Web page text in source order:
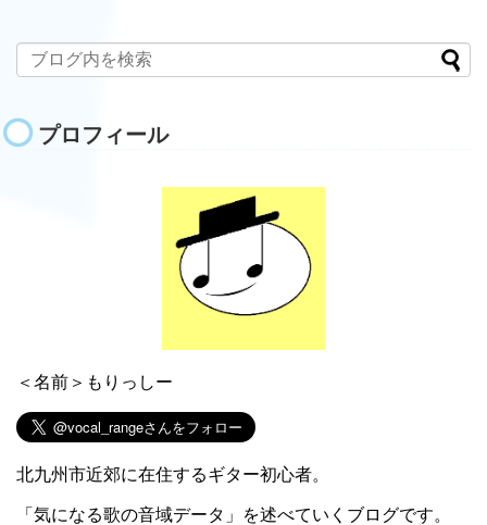
プロフィール
＜名前＞もりっしー
北九州市近郊に在住するギター初心者。
「気になる歌の音域データ」を述べていくブログです。